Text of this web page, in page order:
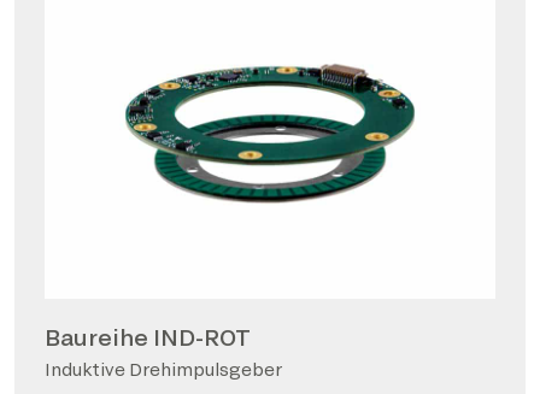
Baureihe IND-ROT
Induktive Drehimpulsgeber